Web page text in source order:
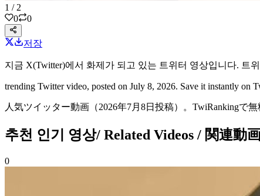
1 / 2
0
0
저장
지금 X(Twitter)에서 화제가 되고 있는 트위터 영상입니다. 트
trending Twitter video, posted on July 8, 2026. Save it instantly on
人気ツイッター動画 （2026年7月8日投稿） 。TwiRankingで
추천 인기 영상/ Related Videos / 関連動
0